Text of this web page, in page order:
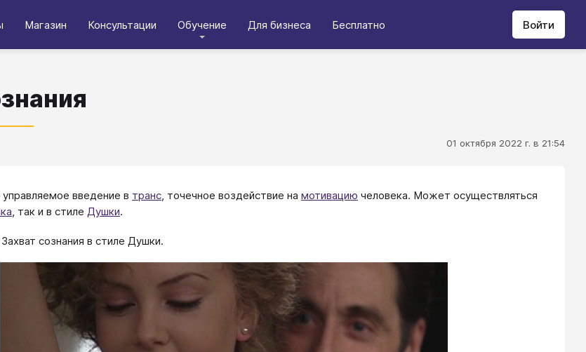
Магазин Консультации Обучение Для бизнеса Бесплатно Войти
01 октября 2022 г. в 21:54
введение в транс, точечное воздействие на мотивацию человека. Может осуществляться
, так и в стиле Душки.
сознания в стиле Душки.